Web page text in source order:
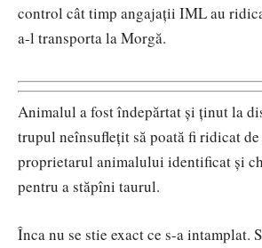
control cât timp angajații IML au
a-l transporta la Morgă.
Animalul a fost îndepărtat și ținut la
trupul neînsuflețit să poată fi ridicat
proprietarul animalului identificat și
pentru a stăpîni taurul.
Înca nu se stie exact ce s-a intamplat.